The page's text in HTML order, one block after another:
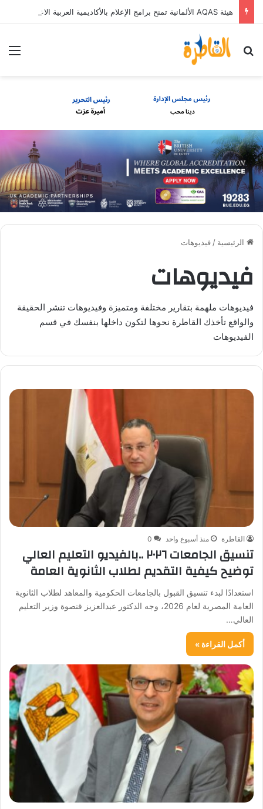
بحث عن
الرئيسية / فيديوهات
فيديوهات
فيديوهات ملهمة بتقارير مختلفة ومتميزة وفيديوهات تنشر الحقيقة
والواقع تأخذك القاطرة نحوها لتكون داخلها بنفسك في قسم
الفيديوهات
القاطرة منذ أسبوع واحد 0
تنسيق الجامعات ٢٠٢٦ ..بالفيديو التعليم العالي
توضيح كيفية التقديم لطلاب الثانوية العامة
استعدادًا لبدء تنسيق القبول بالجامعات الحكومية والمعاهد لطلاب الثانوية
العامة المصرية لعام 2026، وجه الدكتور عبدالعزيز قنصوة وزير التعليم
العالي…
أكمل القراءة »